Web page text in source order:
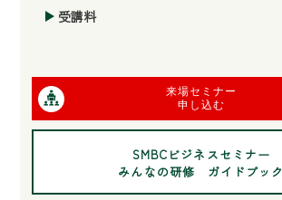
受講料
来場セミナー
申し込む
SMBCビジネスセミナー
みんなの研修 ガイドブック